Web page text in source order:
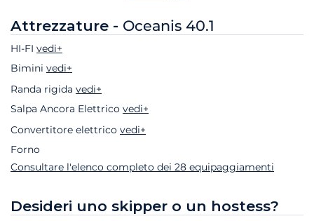
Attrezzature - Oceanis 40.1
HI-FI vedi+
Bimini vedi+
Randa rigida vedi+
Salpa Ancora Elettrico vedi+
Convertitore elettrico vedi+
Forno
Consultare l'elenco completo dei 28 equipaggiamenti
Desideri uno skipper o un hostess?